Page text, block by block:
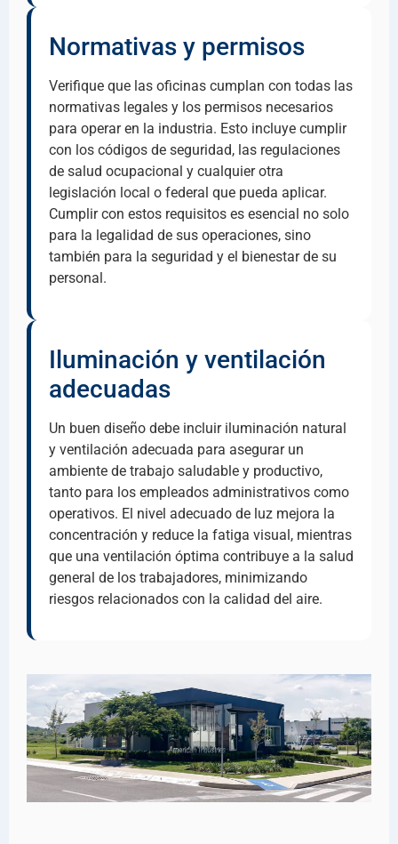
Normativas y permisos
Verifique que las oficinas cumplan con todas las
normativas legales y los permisos necesarios
para operar en la industria. Esto incluye cumplir
con los códigos de seguridad, las regulaciones
de salud ocupacional y cualquier otra
legislación local o federal que pueda aplicar.
Cumplir con estos requisitos es esencial no solo
para la legalidad de sus operaciones, sino
también para la seguridad y el bienestar de su
personal.
Iluminación y ventilación
adecuadas
Un buen diseño debe incluir iluminación natural
y ventilación adecuada para asegurar un
ambiente de trabajo saludable y productivo,
tanto para los empleados administrativos como
operativos. El nivel adecuado de luz mejora la
concentración y reduce la fatiga visual, mientras
que una ventilación óptima contribuye a la salud
general de los trabajadores, minimizando
riesgos relacionados con la calidad del aire.